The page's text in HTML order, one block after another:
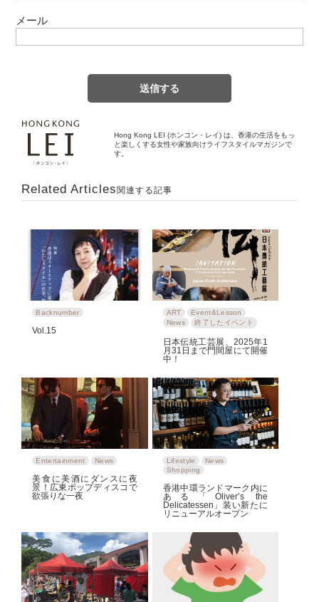
メール
Hong Kong LEI (ホンコン・レイ) は、香港の生活をもっ
と楽しくする女性や家族向けライフスタイルマガジンで
す。
Related Articles関連する記事
Backnumber
Vol.15
ART
Event&Lesson
News
終了したイベント
日本伝統工芸展、2025年1
月31日まで門間屋にて開催
中！
Entertainment News
美食に美酒にダンスに夜
景！広東ポップディスコで
欲張りな一夜
Lifestyle
News
Shopping
香港中環ランドマーク内に
ある「Oliver’s the
Delicatessen」装い新たに
リニューアルオープン